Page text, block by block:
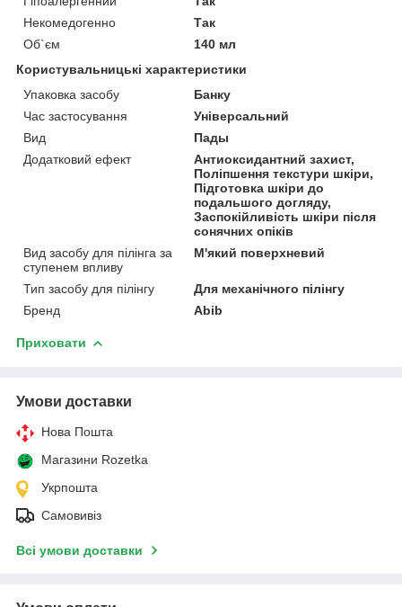
Некомедогенно
Так
Об`єм
140 мл
Користувальницькі характеристики
Упаковка засобу
Банку
Час застосування
Універсальний
Вид
Пады
Додатковий ефект
Антиоксидантний захист,
Поліпшення текстури шкіри,
Підготовка шкіри до
подальшого догляду,
Заспокійливість шкіри після
сонячних опіків
Вид засобу для пілінга за
ступенем впливу
М'який поверхневий
Тип засобу для пілінгу
Для механічного пілінгу
Бренд
Abib
Приховати
Умови доставки
Нова Пошта
Магазини Rozetka
Укрпошта
Самовивіз
Всі умови доставки